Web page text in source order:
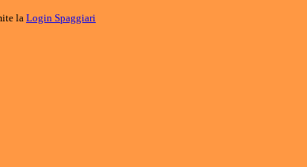
la Login Spaggiari